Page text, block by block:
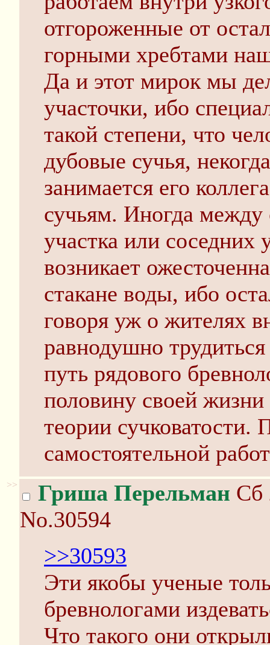
отгороженные от
горными хребтами
Да и этот мирок мы
участочки, ибо
такой степени, что
дубовые сучья,
занимается его
сучьям. Иногда между
участка или соседних
возникает
стакане воды, ибо
говоря уж о жителях
равнодушно
путь рядового
половину своей
теории сучковатости.
самостоятельной
>> Гриша Перельман Сб
No.30594
>>30593
Эти якобы ученые
бревнологами
Что такого они